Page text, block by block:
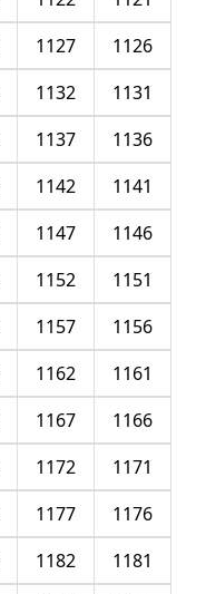
1126
1127
1131
1132
1136
1137
1141
1142
1146
1147
1151
1152
1156
1157
1161
1162
1166
1167
1171
1172
1176
1177
1181
1182